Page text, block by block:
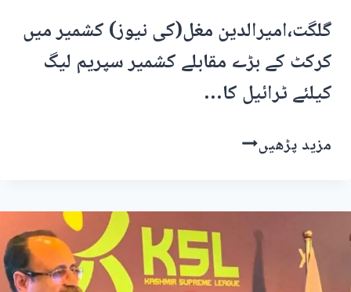
گلگت،امیرالدین مغل(کی نیوز) کشمیر میں
کرکٹ کے بڑے مقابلے کشمیر سپریم لیگ
کیلئے ٹرائیل کا…
مزید پڑھیںکشمیر
گلگت
ٹرائیل